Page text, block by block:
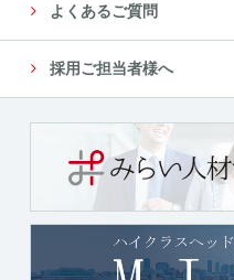
当社では、収集した個人
当する場合を除き、いか
または開示いたしません。
（１）法令に基づく場合
（２）人の生命、身体又
ある場合であって、本
困難であるとき
（３）公衆衛生の向上又
ために特に必要がある
同意を得ることが困難で
よくあるご質問
採用ご担当者様へ